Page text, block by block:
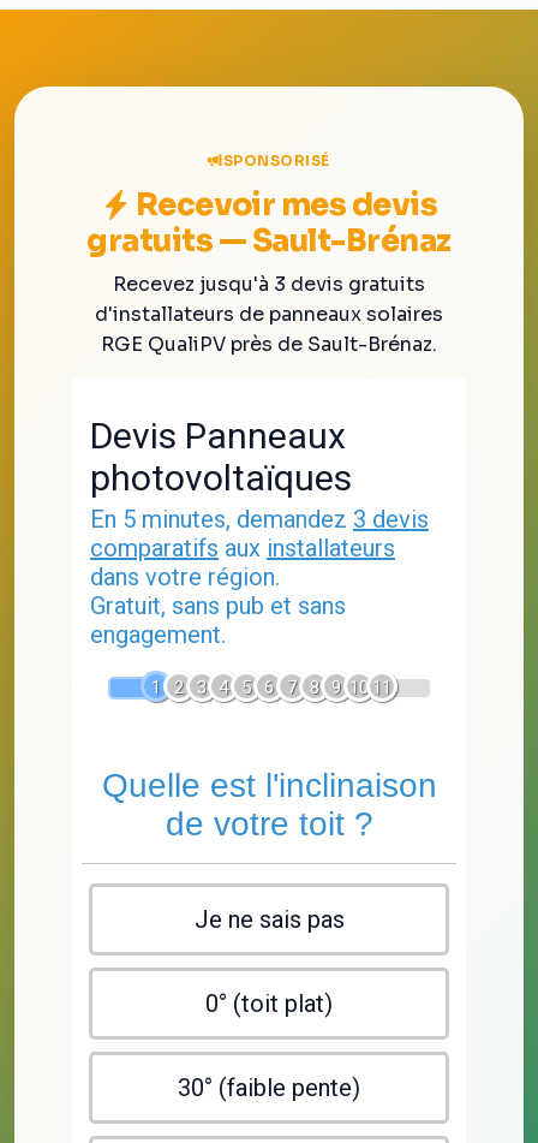
SPONSORISÉ
Recevoir mes devis
gratuits — Sault-Brénaz
Recevez jusqu'à 3 devis gratuits
d'installateurs de panneaux solaires
RGE QualiPV près de Sault-Brénaz.
Devis Panneaux
photovoltaïques
En 5 minutes, demandez 3 devis
comparatifs aux installateurs
dans votre région.
Gratuit, sans pub et sans
engagement.
1 2 3 4 5 6 7 8 9 10 11
Quelle est l'inclinaison
de votre toit ?
Je ne sais pas
0° (toit plat)
30° (faible pente)